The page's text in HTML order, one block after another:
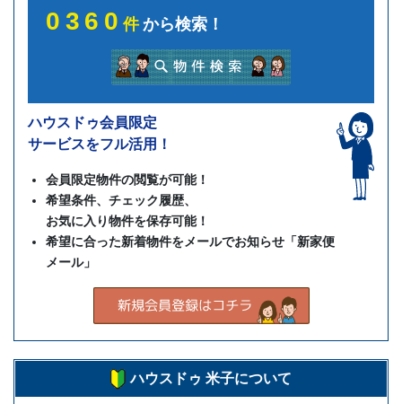
0360件から検索！
ハウスドゥ会員限定
サービスをフル活用！
会員限定物件の閲覧が可能！
希望条件、チェック履歴、
お気に入り物件を保存可能！
希望に合った新着物件をメールでお知らせ「新家便
メール」
ハウスドゥ 米子について